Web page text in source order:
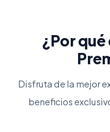
¿Por
Disfruta de la mejor
beneficios